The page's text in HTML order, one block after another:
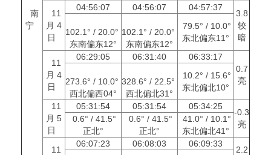
南
宁
11
月 4
日
04:56:07 04:56:07 04:57:37
3.8
较
暗
102.1° / 20.0°
东南偏东12°
102.1° / 20.0°
东南偏东12°
79.5° / 10.0°
东北偏东11°
11
月 4
日
06:29:05 06:31:40
06:33:17
0.7
亮
273.6° / 10.0°
西北偏西04°
328.6° / 22.5°
西北偏北31°
10.2° / 15.6°
东北偏北10°
11
月 5
日
05:31:54 05:31:54 05:34:25
-0.3
亮
0.6° / 41.5°
正北°
0.6° / 41.5°
正北°
41.0° / 10.1°
东北偏北41°
11
06:07:23 06:08:03 06:09:33
2.2